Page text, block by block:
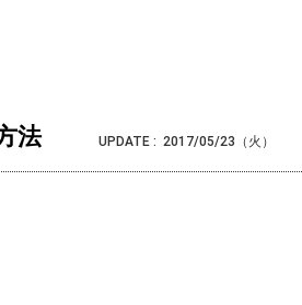
法 UPDATE : 2017/05/23（火）